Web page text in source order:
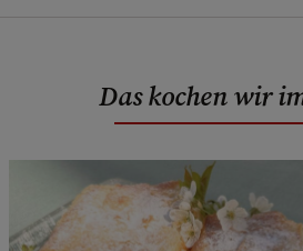
Das kochen wir